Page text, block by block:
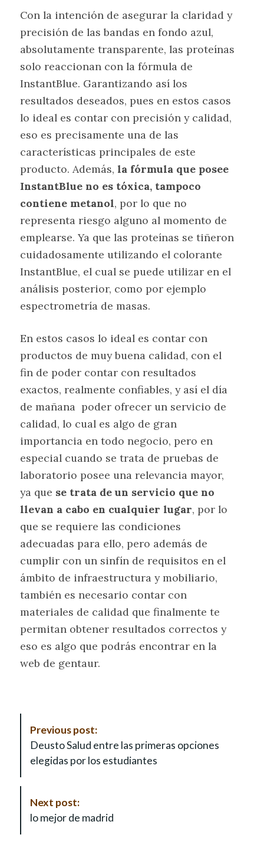
Con la intención de asegurar la claridad y
precisión de las bandas en fondo azul,
absolutamente transparente, las proteínas
solo reaccionan con la fórmula de
InstantBlue. Garantizando así los
resultados deseados, pues en estos casos
lo ideal es contar con precisión y calidad,
eso es precisamente una de las
características principales de este
producto. Además, la fórmula que posee
InstantBlue no es tóxica, tampoco
contiene metanol, por lo que no
representa riesgo alguno al momento de
emplearse. Ya que las proteínas se tiñeron
cuidadosamente utilizando el colorante
InstantBlue, el cual se puede utilizar en el
análisis posterior, como por ejemplo
espectrometría de masas.
En estos casos lo ideal es contar con
productos de muy buena calidad, con el
fin de poder contar con resultados
exactos, realmente confiables, y así el día
de mañana poder ofrecer un servicio de
calidad, lo cual es algo de gran
importancia en todo negocio, pero en
especial cuando se trata de pruebas de
laboratorio posee una relevancia mayor,
ya que se trata de un servicio que no
llevan a cabo en cualquier lugar, por lo
que se requiere las condiciones
adecuadas para ello, pero además de
cumplir con un sinfín de requisitos en el
ámbito de infraestructura y mobiliario,
también es necesario contar con
materiales de calidad que finalmente te
permitan obtener resultados correctos y
eso es algo que podrás encontrar en la
web de gentaur.
Previous post:
Deusto Salud entre las primeras opciones
elegidas por los estudiantes
Next post:
lo mejor de madrid